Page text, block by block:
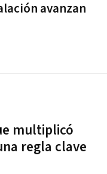
avanzan
multiplicó
regla clave